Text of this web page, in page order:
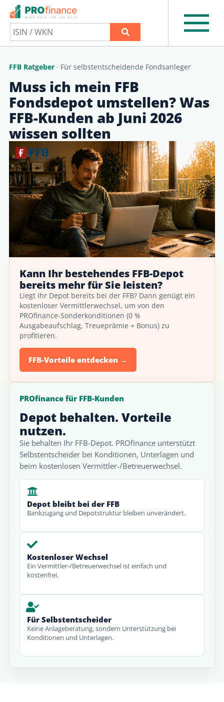
FFB Ratgeber · Für selbstentscheidende Fondsanleger
Muss ich mein FFB
Fondsdepot umstellen? Was
FFB-Kunden ab Juni 2026
wissen sollten
Kann Ihr bestehendes FFB-Depot
bereits mehr für Sie leisten?
Liegt Ihr Depot bereits bei der FFB? Dann genügt ein
kostenloser Vermittlerwechsel, um von den
PROfinance-Sonderkonditionen (0 %
Ausgabeaufschlag, Treueprämie + Bonus) zu
profitieren.
FFB-Vorteile entdecken →
PROfinance für FFB-Kunden
Depot behalten. Vorteile
nutzen.
Sie behalten Ihr FFB-Depot. PROfinance unterstützt
Selbstentscheider bei Konditionen, Unterlagen und
beim kostenlosen Vermittler-/Betreuerwechsel.
Depot bleibt bei der FFB
Bankzugang und Depotstruktur bleiben unverändert.
Kostenloser Wechsel
Ein Vermittler-/Betreuerwechsel ist einfach und
kostenfrei.
Für Selbstentscheider
Keine Anlageberatung, sondern Unterstützung bei
Konditionen und Unterlagen.